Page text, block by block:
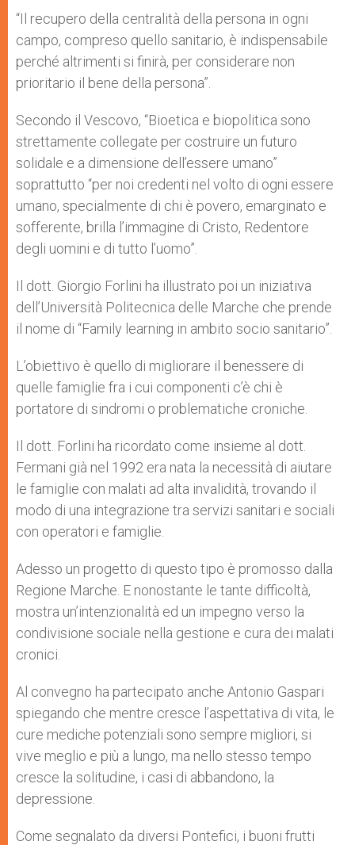
“Il recupero della centralità della persona in ogni
campo, compreso quello sanitario, è indispensabile
perché altrimenti si finirà, per considerare non
prioritario il bene della persona”.
Secondo il Vescovo, “Bioetica e biopolitica sono
strettamente collegate per costruire un futuro
solidale e a dimensione dell’essere umano”
soprattutto “per noi credenti nel volto di ogni essere
umano, specialmente di chi è povero, emarginato e
sofferente, brilla l’immagine di Cristo, Redentore
degli uomini e di tutto l’uomo”.
Il dott. Giorgio Forlini ha illustrato poi un iniziativa
dell’Università Politecnica delle Marche che prende
il nome di “Family learning in ambito socio sanitario”.
L’obiettivo è quello di migliorare il benessere di
quelle famiglie fra i cui componenti c’è chi è
portatore di sindromi o problematiche croniche.
Il dott. Forlini ha ricordato come insieme al dott.
Fermani già nel 1992 era nata la necessità di aiutare
le famiglie con malati ad alta invalidità, trovando il
modo di una integrazione tra servizi sanitari e sociali
con operatori e famiglie.
Adesso un progetto di questo tipo è promosso dalla
Regione Marche. E nonostante le tante difficoltà,
mostra un’intenzionalità ed un impegno verso la
condivisione sociale nella gestione e cura dei malati
cronici.
Al convegno ha partecipato anche Antonio Gaspari
spiegando che mentre cresce l’aspettativa di vita, le
cure mediche potenziali sono sempre migliori, si
vive meglio e più a lungo, ma nello stesso tempo
cresce la solitudine, i casi di abbandono, la
depressione.
Come segnalato da diversi Pontefici, i buoni frutti